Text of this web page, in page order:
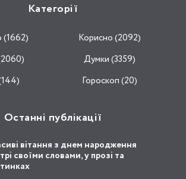
Категорії
(1662)
Корисно (2092)
Думки (3359)
Гороскоп (20)
Останні публікації
вітання з днем народження
своїми словами, у прозі та